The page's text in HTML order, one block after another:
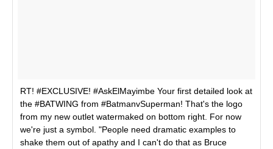
RT! #EXCLUSIVE! #AskElMayimbe Your first detailed look at
the #BATWING from #BatmanvSuperman! That's the logo
from my new outlet watermaked on bottom right. For now
we're just a symbol. "People need dramatic examples to
shake them out of apathy and I can't do that as Bruce